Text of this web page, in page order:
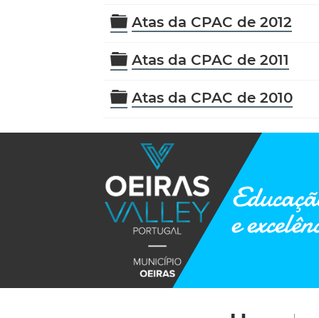
Pasta
Atas da CPAC de 2012
Pasta
Atas da CPAC de 2011
Pasta
Atas da CPAC de 2010
e